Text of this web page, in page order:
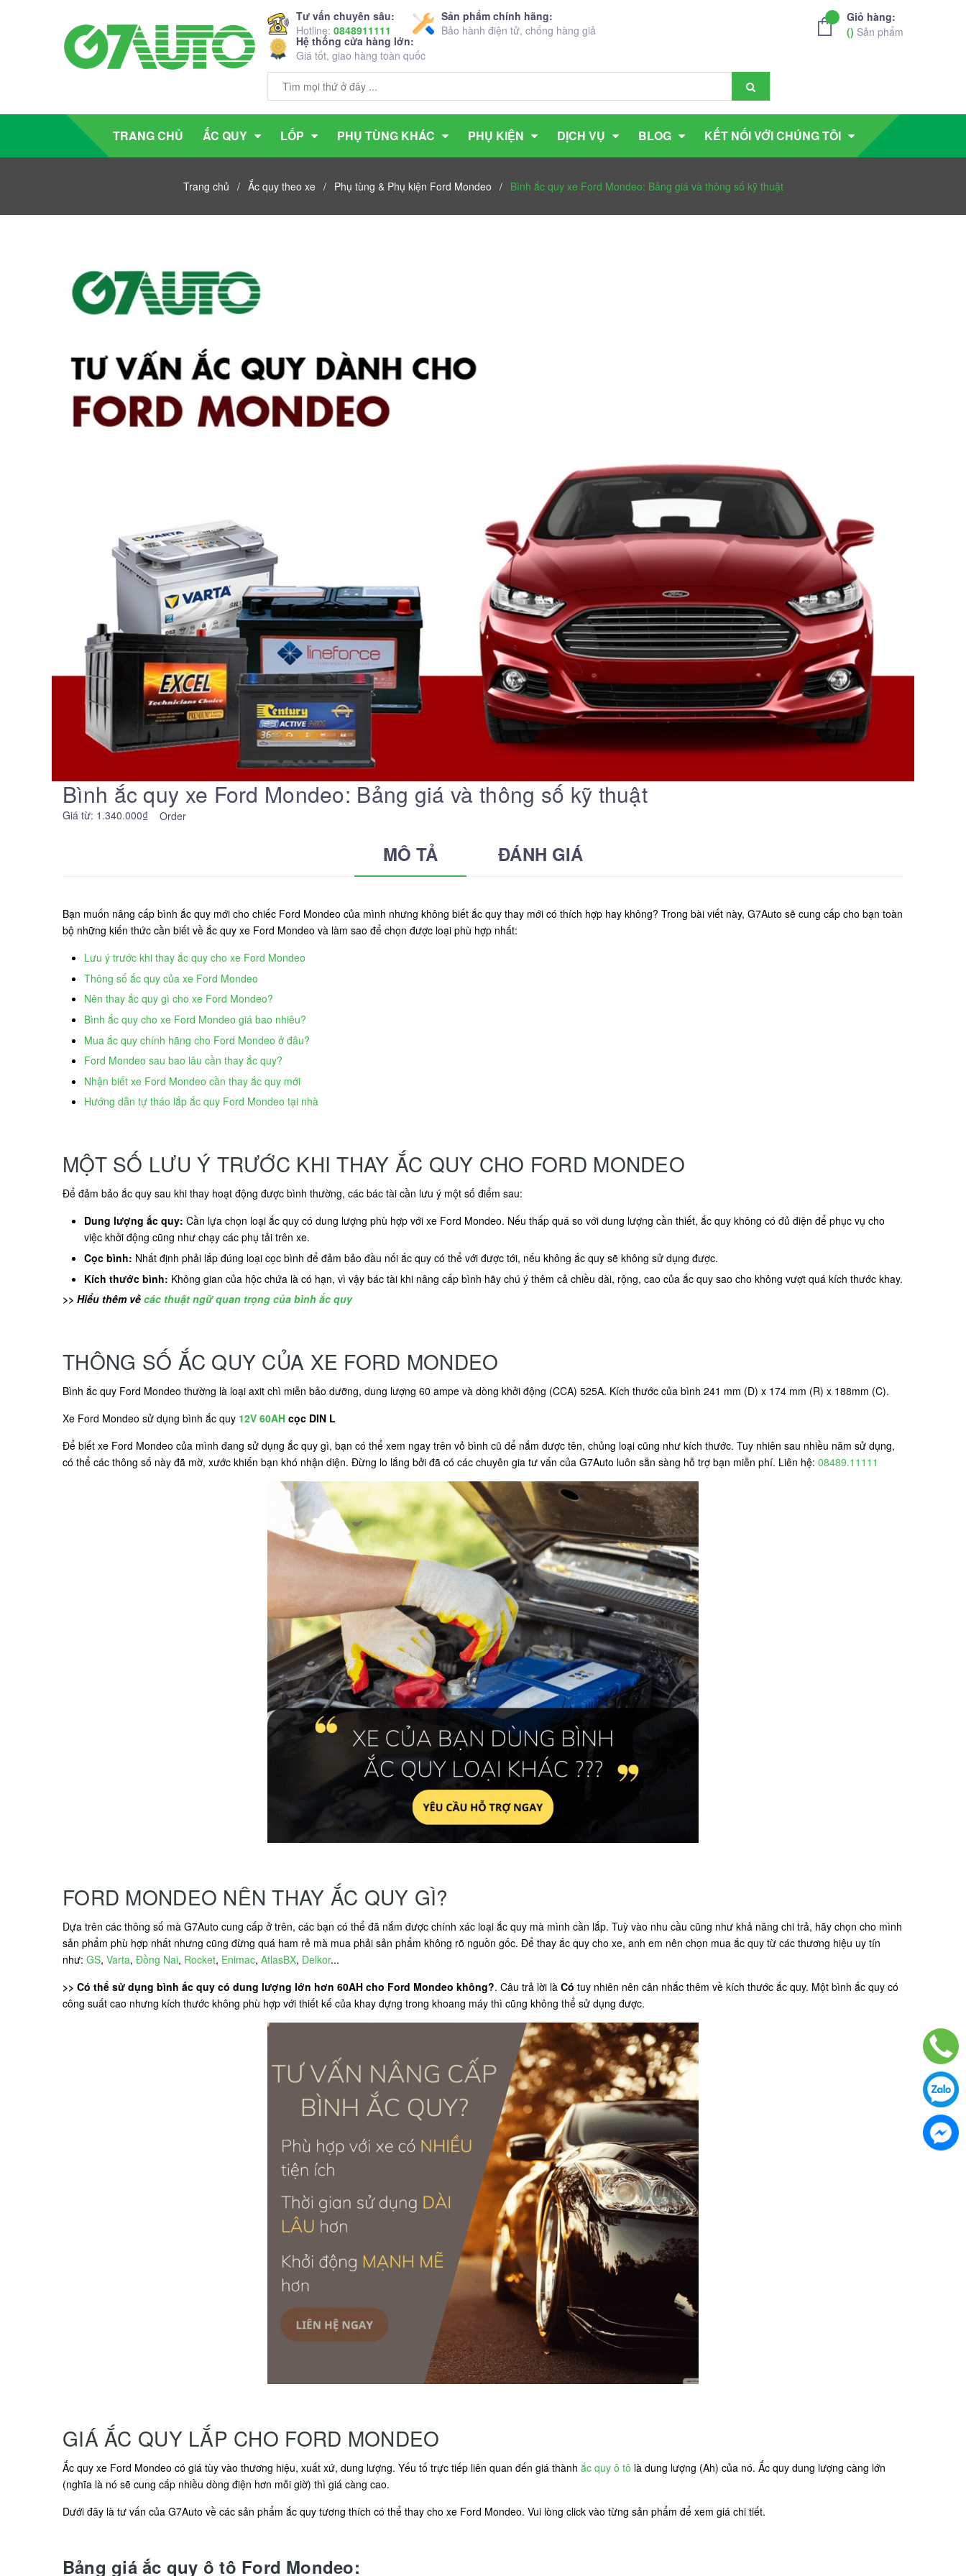
Tư vấn chuyên sâu:
Hotline: 0848911111
Sản phẩm chính hãng:
Bảo hành điện tử, chống hàng giả
Hệ thống cửa hàng lớn:
Giá tốt, giao hàng toàn quốc
Giỏ hàng:
() Sản phẩm
TRANG CHỦ ẮC QUY LỐP PHỤ TÙNG KHÁC PHỤ KIỆN DỊCH VỤ BLOG KẾT NỐI VỚI CHÚNG TÔI
Trang chủ / Ắc quy theo xe / Phụ tùng & Phụ kiện Ford Mondeo / Bình ắc quy xe Ford Mondeo: Bảng giá và thông số kỹ thuật
Bình ắc quy xe Ford Mondeo: Bảng giá và thông số kỹ thuật
Giá từ: 1.340.000₫ Order
MÔ TẢ ĐÁNH GIÁ
Bạn muốn nâng cấp bình ắc quy mới cho chiếc Ford Mondeo của mình nhưng không biết ắc quy thay mới có thích hợp hay không? Trong bài viết này, G7Auto sẽ cung cấp cho bạn toàn
bộ những kiến thức cần biết về ắc quy xe Ford Mondeo và làm sao để chọn được loại phù hợp nhất:
Lưu ý trước khi thay ắc quy cho xe Ford Mondeo
Thông số ắc quy của xe Ford Mondeo
Nên thay ắc quy gì cho xe Ford Mondeo?
Bình ắc quy cho xe Ford Mondeo giá bao nhiêu?
Mua ắc quy chính hãng cho Ford Mondeo ở đâu?
Ford Mondeo sau bao lâu cần thay ắc quy?
Nhận biết xe Ford Mondeo cần thay ắc quy mới
Hướng dẫn tự tháo lắp ắc quy Ford Mondeo tại nhà
MỘT SỐ LƯU Ý TRƯỚC KHI THAY ẮC QUY CHO FORD MONDEO
Để đảm bảo ắc quy sau khi thay hoạt động được bình thường, các bác tài cần lưu ý một số điểm sau:
Dung lượng ắc quy: Cần lựa chọn loại ắc quy có dung lượng phù hợp với xe Ford Mondeo. Nếu thấp quá so với dung lượng cần thiết, ắc quy không có đủ điện để phục vụ cho
việc khởi động cũng như chạy các phụ tải trên xe.
Cọc bình: Nhất định phải lắp đúng loại cọc bình để đảm bảo đầu nối ắc quy có thể với được tới, nếu không ắc quy sẽ không sử dụng được.
Kích thước bình: Không gian của hộc chứa là có hạn, vì vậy bác tài khi nâng cấp bình hãy chú ý thêm cả chiều dài, rộng, cao của ắc quy sao cho không vượt quá kích thước khay.
>> Hiểu thêm về các thuật ngữ quan trọng của bình ắc quy
THÔNG SỐ ẮC QUY CỦA XE FORD MONDEO
Bình ắc quy Ford Mondeo thường là loại axit chì miễn bảo dưỡng, dung lượng 60 ampe và dòng khởi động (CCA) 525A. Kích thước của bình 241 mm (D) x 174 mm (R) x 188mm (C).
Xe Ford Mondeo sử dụng bình ắc quy 12V 60AH cọc DIN L
Để biết xe Ford Mondeo của mình đang sử dụng ắc quy gì, bạn có thể xem ngay trên vỏ bình cũ để nắm được tên, chủng loại cũng như kích thước. Tuy nhiên sau nhiều năm sử dụng,
có thể các thông số này đã mờ, xước khiến bạn khó nhận diện. Đừng lo lắng bởi đã có các chuyên gia tư vấn của G7Auto luôn sẵn sàng hỗ trợ bạn miễn phí. Liên hệ: 08489.11111
FORD MONDEO NÊN THAY ẮC QUY GÌ?
Dựa trên các thông số mà G7Auto cung cấp ở trên, các bạn có thể đã nắm được chính xác loại ắc quy mà mình cần lắp. Tuỳ vào nhu cầu cũng như khả năng chi trả, hãy chọn cho mình
sản phẩm phù hợp nhất nhưng cũng đừng quá ham rẻ mà mua phải sản phẩm không rõ nguồn gốc. Để thay ắc quy cho xe, anh em nên chọn mua ắc quy từ các thương hiệu uy tín
như: GS, Varta, Đồng Nai, Rocket, Enimac, AtlasBX, Delkor...
>> Có thể sử dụng bình ắc quy có dung lượng lớn hơn 60AH cho Ford Mondeo không?. Câu trả lời là Có tuy nhiên nên cân nhắc thêm về kích thước ắc quy. Một bình ắc quy có
công suất cao nhưng kích thước không phù hợp với thiết kế của khay đựng trong khoang máy thì cũng không thể sử dụng được.
GIÁ ẮC QUY LẮP CHO FORD MONDEO
Ắc quy xe Ford Mondeo có giá tùy vào thương hiệu, xuất xứ, dung lượng. Yếu tố trực tiếp liên quan đến giá thành ắc quy ô tô là dung lượng (Ah) của nó. Ắc quy dung lượng càng lớn
(nghĩa là nó sẽ cung cấp nhiều dòng điện hơn mỗi giờ) thì giá càng cao.
Dưới đây là tư vấn của G7Auto về các sản phẩm ắc quy tương thích có thể thay cho xe Ford Mondeo. Vui lòng click vào từng sản phẩm để xem giá chi tiết.
Bảng giá ắc quy ô tô Ford Mondeo: